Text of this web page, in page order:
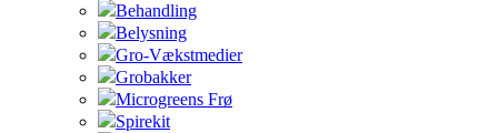
Behandling
Belysning
Gro-Vækstmedier
Grobakker
Microgreens Frø
Spirekit